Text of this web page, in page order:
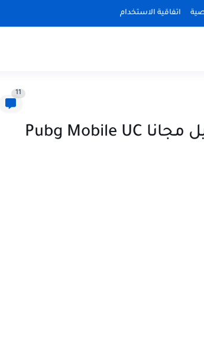
اتفاقية الاستخدام
11
تطبيق سرى لشحن شدات ببجى موبيل مجانا Pubg Mobile UC